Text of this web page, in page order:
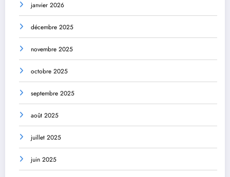
janvier 2026
décembre 2025
novembre 2025
octobre 2025
septembre 2025
août 2025
juillet 2025
juin 2025